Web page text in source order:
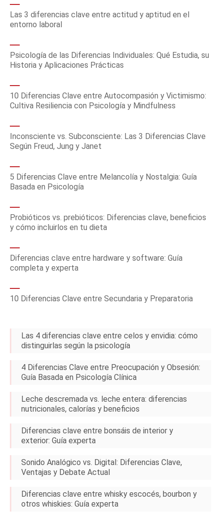
Las 3 diferencias clave entre actitud y aptitud en el
entorno laboral
Psicología de las Diferencias Individuales: Qué Estudia, su
Historia y Aplicaciones Prácticas
10 Diferencias Clave entre Autocompasión y Victimismo:
Cultiva Resiliencia con Psicología y Mindfulness
Inconsciente vs. Subconsciente: Las 3 Diferencias Clave
Según Freud, Jung y Janet
5 Diferencias Clave entre Melancolía y Nostalgia: Guía
Basada en Psicología
Probióticos vs. prebióticos: Diferencias clave, beneficios
y cómo incluirlos en tu dieta
Diferencias clave entre hardware y software: Guía
completa y experta
10 Diferencias Clave entre Secundaria y Preparatoria
Las 4 diferencias clave entre celos y envidia: cómo
distinguirlas según la psicología
4 Diferencias Clave entre Preocupación y Obsesión:
Guía Basada en Psicología Clínica
Leche descremada vs. leche entera: diferencias
nutricionales, calorías y beneficios
Diferencias clave entre bonsáis de interior y
exterior: Guía experta
Sonido Analógico vs. Digital: Diferencias Clave,
Ventajas y Debate Actual
Diferencias clave entre whisky escocés, bourbon y
otros whiskies: Guía experta